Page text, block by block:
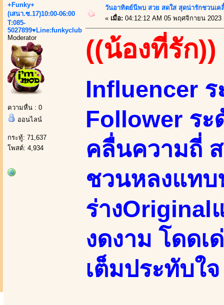
+Funky+
(เสนา.ซ.17)10:00-06:00
T:085-
5027899♥Line:funkyclub
Moderator
ความหื่น : 0
ออนไลน์
กระทู้: 71,637
โพสต์: 4,934
วันอาทิตย์นีพบ สวย สดใส สุดน่ารักชวนเค
« เมื่อ: 04:12:12 AM 05 พฤศจิกายน 2023
((น้องที่รัก))
Influencer
Follower ร
คลื่นความถี่
ชวนหลงแทบ
ร่างOriginal
งดงาม โดด
เต็มประทับใ